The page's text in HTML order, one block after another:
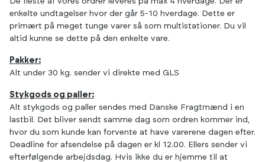
enkelte undtagelser hvor der går 5-10 hverdage. Dette er
primært på meget tunge varer så som multistationer. Du vil
altid kunne se dette på den enkelte vare.
Pakker:
Alt under 30 kg. sender vi direkte med GLS
Stykgods og paller:
Alt stykgods og paller sendes med Danske Fragtmænd i en
lastbil. Det bliver sendt samme dag som ordren kommer ind,
hvor du som kunde kan forvente at have varerene dagen efter.
Deadline for afsendelse på dagen er kl 12.00. Ellers sender vi
efterfølgende arbejdsdag. Hvis ikke du er hjemme til at